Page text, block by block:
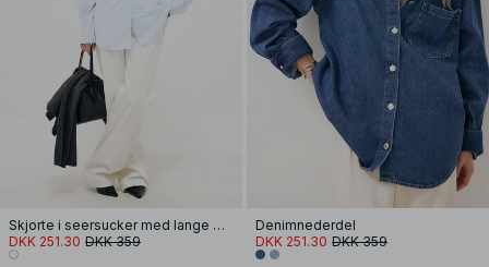
Skjorte i seersucker med lange ærmer
DKK 251.30 DKK 359
Denimnederdel
DKK 251.30 DKK 359